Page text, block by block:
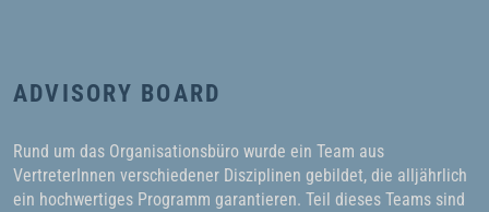
ADVISORY BOARD
Rund um das Organisationsbüro wurde ein Team aus
VertreterInnen verschiedener Disziplinen gebildet, die alljährlich
ein hochwertiges Programm garantieren. Teil dieses Teams sind